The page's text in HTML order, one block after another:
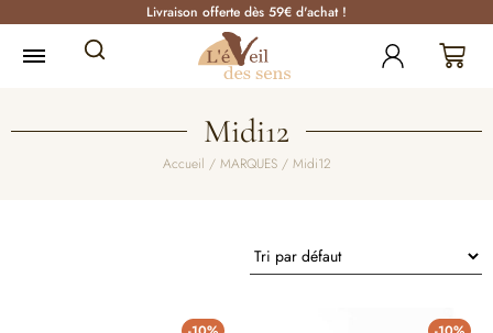
Livraison offerte dès 59€ d'achat !
Midi12
Accueil / MARQUES/ Midi12